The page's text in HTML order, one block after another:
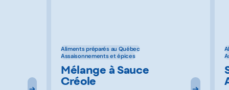
Aliments préparés au Québec
Assaisonnements et épices
Mélange à Sauce
Créole